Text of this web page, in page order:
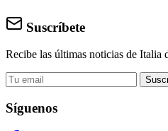
Suscríbete
Recibe las últimas noticias de Italia
Síguenos